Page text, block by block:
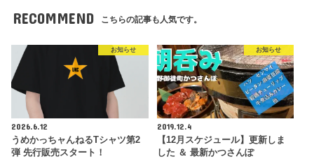
RECOMMEND こちらの記事も人気です。
お知らせ
2026.6.12
うめかっちャんねるTシャツ第2
弾 先行販売スタート！
お知らせ
2019.12.4
【12月スケジュール】更新しま
した ＆ 最新かつさんぽ